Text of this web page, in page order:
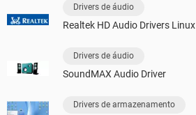
Drivers de áudio
Realtek HD Audio Drivers Linux
Drivers de áudio
SoundMAX Audio Driver
Drivers de armazenamento